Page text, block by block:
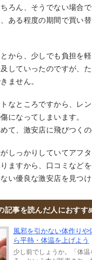
ろん、そうでない場合
ある程度の期間で買い
から、少しでも負担を
していったのですが、
ません。
なところですから、レン
になってしまいます。
て、激安店に飛びつくの
しっかりしていてアフ
ますから、口コミなど
い優良な激安店を見つけ
記事を読んだ人におすす
風邪を引かない体作りや
ら平熱・体温を上げよう
少し前でしょうか。「体